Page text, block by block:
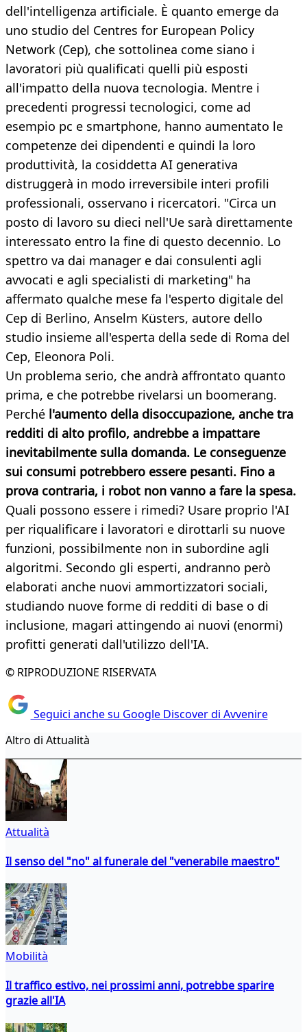
dell'intelligenza artificiale. È quanto emerge da
uno studio del Centres for European Policy
Network (Cep), che sottolinea come siano i
lavoratori più qualificati quelli più esposti
all'impatto della nuova tecnologia. Mentre i
precedenti progressi tecnologici, come ad
esempio pc e smartphone, hanno aumentato le
competenze dei dipendenti e quindi la loro
produttività, la cosiddetta AI generativa
distruggerà in modo irreversibile interi profili
professionali, osservano i ricercatori. "Circa un
posto di lavoro su dieci nell'Ue sarà direttamente
interessato entro la fine di questo decennio. Lo
spettro va dai manager e dai consulenti agli
avvocati e agli specialisti di marketing" ha
affermato qualche mese fa l'esperto digitale del
Cep di Berlino, Anselm Küsters, autore dello
studio insieme all'esperta della sede di Roma del
Cep, Eleonora Poli.
Un problema serio, che andrà affrontato quanto
prima, e che potrebbe rivelarsi un boomerang.
Perché l'aumento della disoccupazione, anche tra
redditi di alto profilo, andrebbe a impattare
inevitabilmente sulla domanda. Le conseguenze
sui consumi potrebbero essere pesanti. Fino a
prova contraria, i robot non vanno a fare la spesa.
Quali possono essere i rimedi? Usare proprio l'AI
per riqualificare i lavoratori e dirottarli su nuove
funzioni, possibilmente non in subordine agli
algoritmi. Secondo gli esperti, andranno però
elaborati anche nuovi ammortizzatori sociali,
studiando nuove forme di redditi di base o di
inclusione, magari attingendo ai nuovi (enormi)
profitti generati dall'utilizzo dell'IA.
© RIPRODUZIONE RISERVATA
Seguici anche su Google Discover di Avvenire
Altro di Attualità
Attualità
Il senso del "no" al funerale del "venerabile maestro"
Mobilità
Il traffico estivo, nei prossimi anni, potrebbe sparire
grazie all'IA